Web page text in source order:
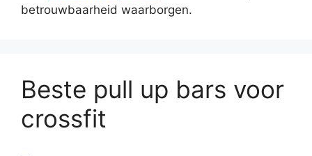
betrouwbaarheid waarborgen.
Beste pull up bars voor
crossfit